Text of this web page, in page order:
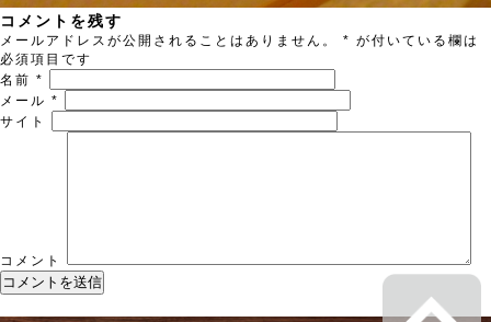
コメントを残す
メールアドレスが公開されることはありません。 * が付いている欄は
必須項目です
名前 *
メール *
サイト
コメント